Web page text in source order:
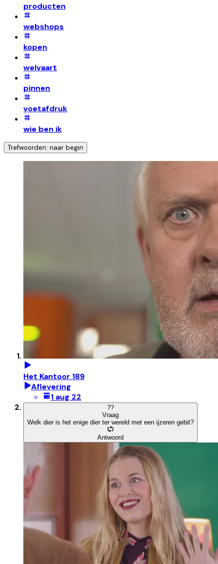
producten
webshops
kopen
welvaart
pinnen
voetafdruk
wie ben ik
Trefwoorden: naar begin
Het Kantoor 189
Aflevering
1 aug 22
??
Vraag
Welk dier is het enige dier ter wereld met een ijzeren gebit?
Antwoord